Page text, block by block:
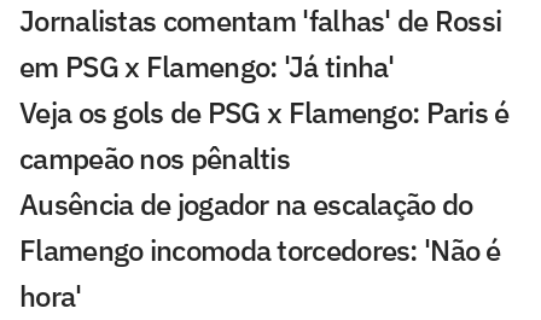
Jornalistas comentam 'falhas' de Rossi
em PSG x Flamengo: 'Já tinha'
Veja os gols de PSG x Flamengo: Paris é
campeão nos pênaltis
Ausência de jogador na escalação do
Flamengo incomoda torcedores: 'Não é
hora'